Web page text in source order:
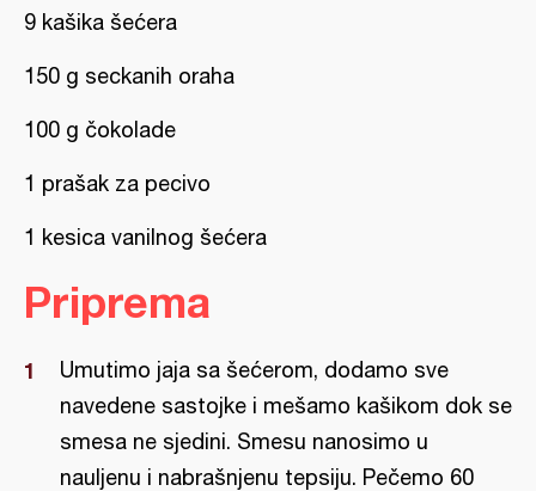
9 kašika šećera
150 g seckanih oraha
100 g čokolade
1 prašak za pecivo
1 kesica vanilnog šećera
Priprema
Umutimo jaja sa šećerom, dodamo sve
navedene sastojke i mešamo kašikom dok se
smesa ne sjedini. Smesu nanosimo u
nauljenu i nabrašnjenu tepsiju. Pečemo 60